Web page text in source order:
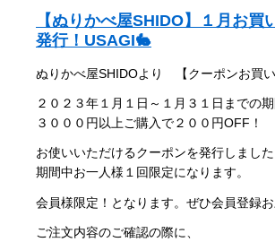
【ぬりかべ屋SHIDO】１月お買
発行！USAGI🐇
ぬりかべ屋SHIDOより 【クーポンお買い
２０２３年１月１日～１月３１日までの
３０００円以上ご購入で２００円OFF！
お使いいただけるクーポンを発行しました
期間中お一人様１回限定になります。
会員様限定！ となります。ぜひ会員登録お
ご注文内容のご確認の際に、